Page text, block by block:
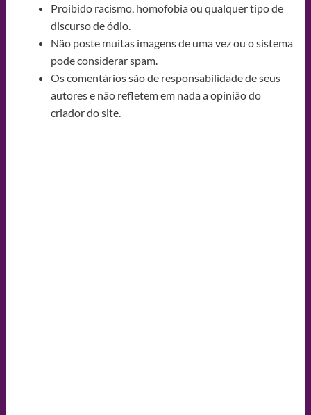
Proibido racismo, homofobia ou qualquer tipo de
discurso de ódio.
Não poste muitas imagens de uma vez ou o sistema
pode considerar spam.
Os comentários são de responsabilidade de seus
autores e não refletem em nada a opinião do
criador do site.